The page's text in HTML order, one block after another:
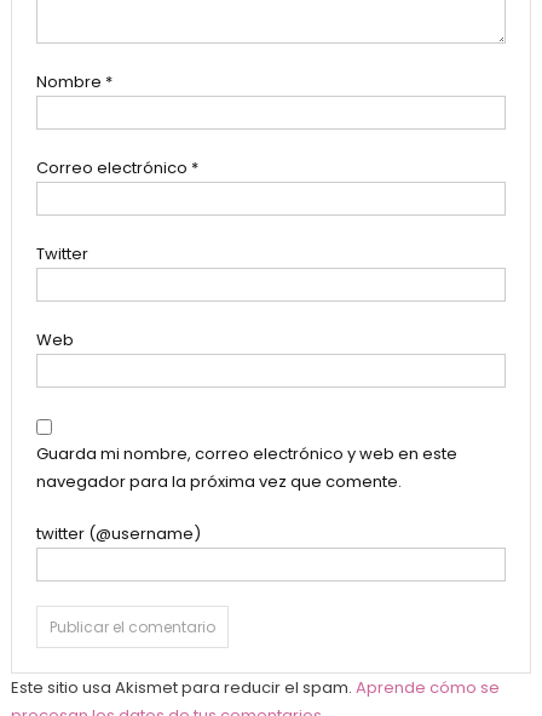
Nombre *
Correo electrónico *
Twitter
Web
Guarda mi nombre, correo electrónico y web en este
navegador para la próxima vez que comente.
twitter (@username)
Este sitio usa Akismet para reducir el spam. Aprende cómo se